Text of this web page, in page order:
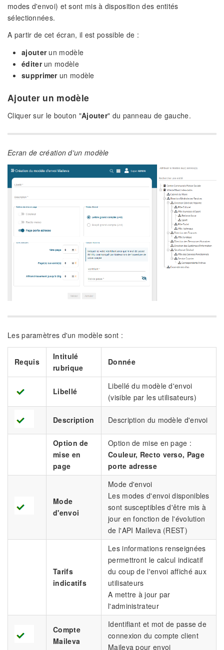
modes d'envoi) et sont mis à disposition des entités
sélectionnées.
A partir de cet écran, il est possible de :
ajouterun modèle
éditerun modèle
supprimerun modèle
Ajouter un modèle
Cliquer sur le bouton "Ajouter" du panneau de gauche.
Ecran de création d'un modèle
Les paramètres d'un modèle sont :
Requis
Intitulé
rubrique
Donnée
Libellé
Libellé du modèle d'envoi
(visible par les utilisateurs)
Description Description du modèle d'envoi
Option de
mise en
page
Option de mise en page :
Couleur, Recto verso, Page
porte adresse
Mode
d'envoi
Mode d'envoi
Les modes d'envoi disponibles
sont susceptibles d'être mis à
jour en fonction de l'évolution
de l'API Maileva (REST)
Tarifs
indicatifs
Les informations renseignées
permettront le calcul indicatif
du coup de l'envoi affiché aux
utilisateurs
A mettre à jour par
l'administrateur
Compte
Maileva
Identifiant et mot de passe de
connexion du compte client
Maileva pour envoi